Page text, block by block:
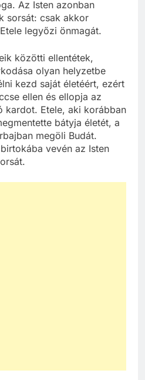
Az Isten azonban
sorsát: csak akkor
legyőzi önmagát.
közötti ellentétek,
olyan helyzetbe
kezd saját életéért, ezért
ellen és ellopja az
kardot. Etele, aki korábban
bátyja életét, a
megöli Budát.
vevén az Isten